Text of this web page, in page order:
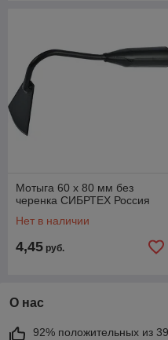
Мотыга 60 х 80 мм без
черенка СИБРТЕХ Россия
Нет в наличии
4,45 руб.
О нас
92% положительных из